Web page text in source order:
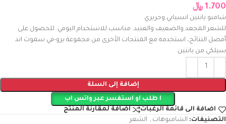
1.700 ﷼
شامبو بانتين انسيابي وحريري
للشعر المجعد والضعيف والعنيد. مناسب للاستخدام اليومي. للحصول على
أفضل النتائج، استخدمه مع المنتجات الأخرى من مجموعة برو-في سموث اند
سيلكي من بانتين
إضافة إلى السلة
ا طلب او استفسر عبر واتس اب
اضافة الى قائمة الرغبات
اضافة لمقارنة المنتج
التصنيفات: الشامبوهات , الشعر